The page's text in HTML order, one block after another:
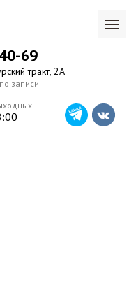
69
тракт, 2А
записи